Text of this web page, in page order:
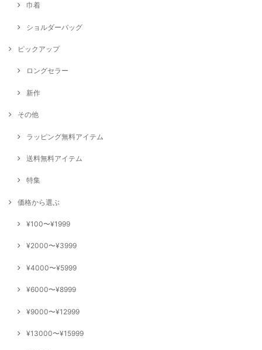
巾着
ショルダーバッグ
ピックアップ
ロングセラー
新作
その他
ラッピング無料アイテム
送料無料アイテム
特集
価格から選ぶ
¥100〜¥1999
¥2000〜¥3999
¥4000〜¥5999
¥6000〜¥8999
¥9000〜¥12999
¥13000〜¥15999